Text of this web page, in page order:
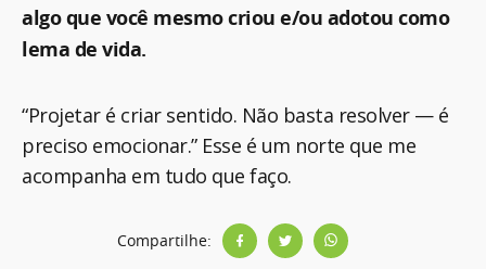
algo que você mesmo criou e/ou adotou como
lema de vida.
“Projetar é criar sentido. Não basta resolver — é
preciso emocionar.” Esse é um norte que me
acompanha em tudo que faço.
Compartilhe: